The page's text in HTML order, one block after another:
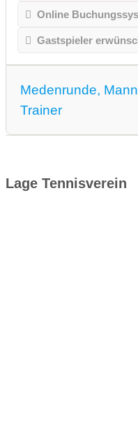
Online
Gastspieler
Medenrunde,
Trainer
Lage Tennisverein